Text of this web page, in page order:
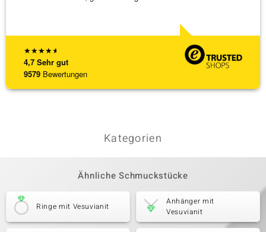
★★★★★
4,7 Sehr gut
9579 Bewertungen
Kategorien
Ähnliche Schmuckstücke
Ringe mit Vesuvianit
Anhänger mit
Vesuvianit